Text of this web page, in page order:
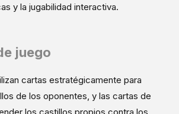
y la jugabilidad interactiva.
juego
cartas estratégicamente para
de los oponentes, y las cartas de
los castillos propios contra los